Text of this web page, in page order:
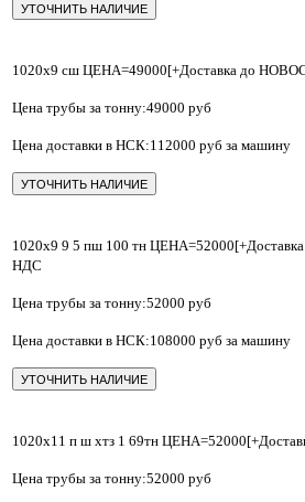
УТОЧНИТЬ НАЛИЧИЕ
1020х9 сш ЦЕНА=49000[+Доставка до
Цена трубы за тонну:49000 руб
Цена доставки в НСК:112000 руб за машину
УТОЧНИТЬ НАЛИЧИЕ
1020х9 9 5 пш 100 тн
НДС
Цена трубы за тонну:52000 руб
Цена доставки в НСК:108000 руб за машину
УТОЧНИТЬ НАЛИЧИЕ
1020х11 п ш хтз 1 69тн
Цена трубы за тонну:52000 руб